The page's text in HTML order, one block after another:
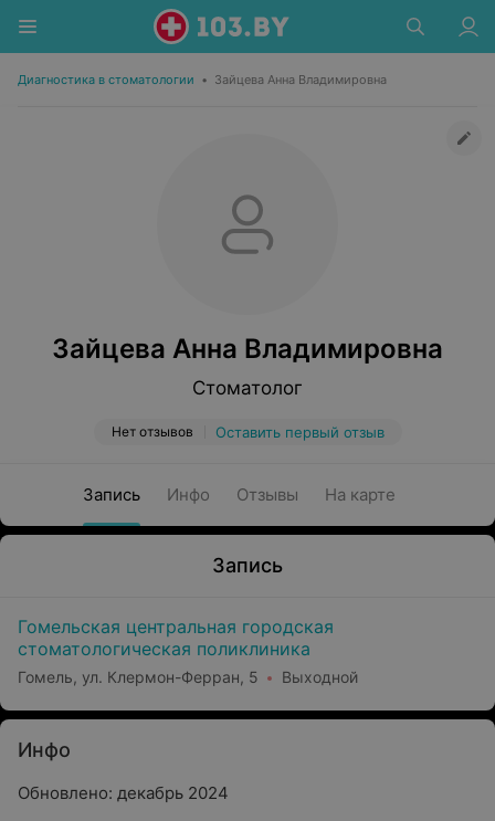
Диагностика в стоматологии • Зайцева Анна Владимировна
Зайцева Анна Владимировна
Стоматолог
Нет отзывов Оставить первый отзыв
Запись Инфо Отзывы На карте
Запись
Гомельская центральная городская
стоматологическая поликлиника
Гомель, ул. Клермон-Ферран, 5 Выходной
Инфо
Обновлено: декабрь 2024